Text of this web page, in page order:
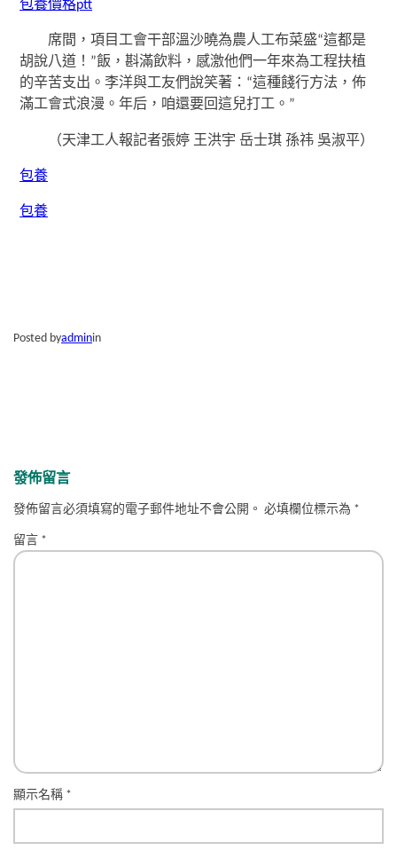
包養價格ptt
席間，項目工會干部溫沙曉為農人工布菜盛“這都是
胡說八道！”飯，斟滿飲料，感激他們一年來為工程扶植
的辛苦支出。李洋與工友們說笑著：“這種餞行方法，佈
滿工會式浪漫。年后，咱還要回這兒打工。”
（天津工人報記者張婷 王洪宇 岳士琪 孫祎 吳淑平）
包養
包養
Posted byadminin
發佈留言
發佈留言必須填寫的電子郵件地址不會公開。 必填欄位標示為 *
留言 *
顯示名稱 *